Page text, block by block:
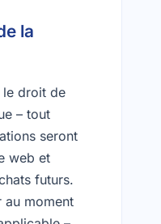
la
le droit de
– tout
seront
web et
futurs.
au moment